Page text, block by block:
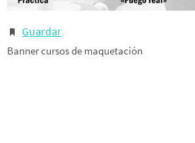
Guardar.
Banner cursos de maquetación